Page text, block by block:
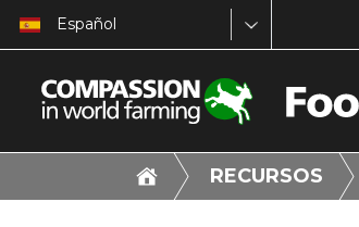
Español
RECURSOS